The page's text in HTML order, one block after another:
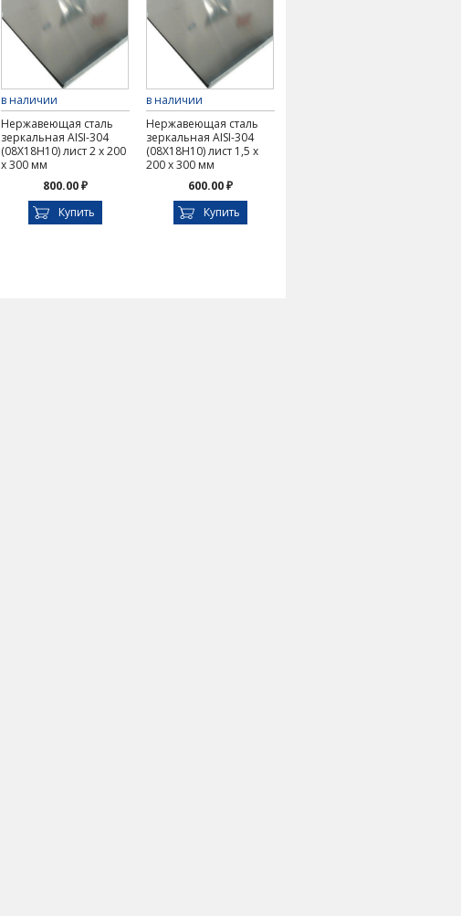
в наличии
Нержавеющая сталь
зеркальная AISI-304
(08Х18Н10) лист 2 х 200
х 300 мм
800.00 ₽
Купить
в наличии
Нержавеющая сталь
зеркальная AISI-304
(08Х18Н10) лист 1,5 х
200 х 300 мм
600.00 ₽
Купить